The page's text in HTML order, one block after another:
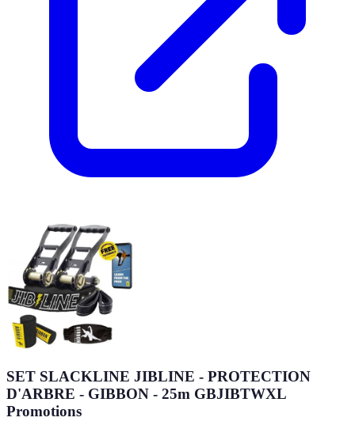
SET SLACKLINE JIBLINE - PROTECTION
D'ARBRE - GIBBON - 25m GBJIBTWXL
Promotions